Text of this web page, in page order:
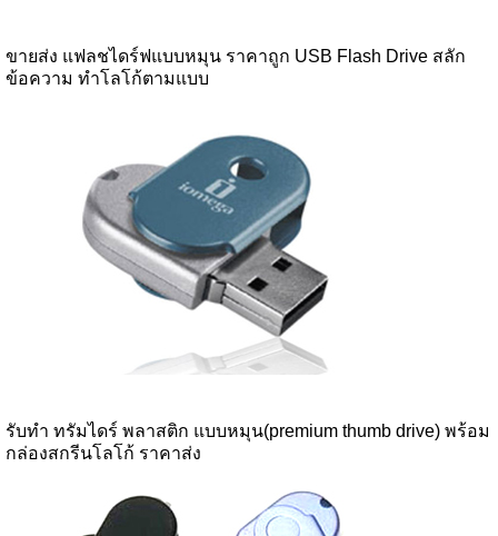
ขายส่ง แฟลชไดร์ฟแบบหมุน ราคาถูก USB Flash Drive สลัก
ข้อความ ทำโลโก้ตามแบบ
รับทำ ทรัมไดร์ พลาสติก แบบหมุน(premium thumb drive) พร้อม
กล่องสกรีนโลโก้ ราคาส่ง